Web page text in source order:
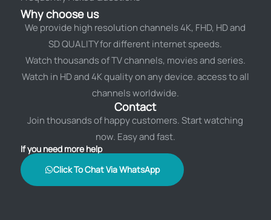
Why choose us
We provide high resolution channels 4K, FHD, HD and
SD QUALITY for different internet speeds.
Watch thousands of TV channels, movies and series.
Watch in HD and 4K quality on any device. access to all
channels worldwide.
Contact
Join thousands of happy customers. Start watching
now. Easy and fast.
If you need more help
Click To Chat Via WhatsApp